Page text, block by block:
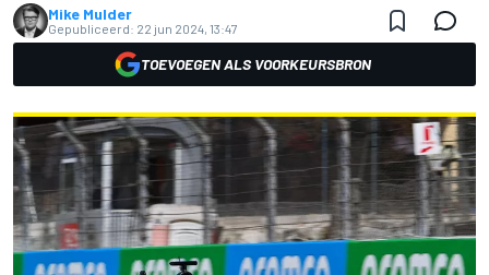
Mike Mulder
Gepubliceerd: 22 jun 2024, 13:47
TOEVOEGEN ALS VOORKEURSBRON